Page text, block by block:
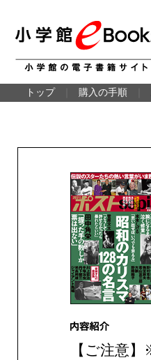
トップ 購入の手順
【ご注意